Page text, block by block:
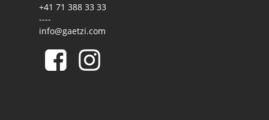
+41 71 388 33 33
----
info@gaetzi.com